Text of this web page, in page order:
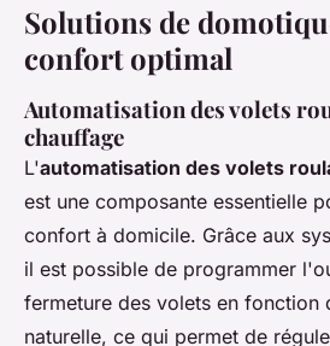
Solutions de
confort optimal
Automatisation des volets
chauffage
L'automatisation des volets
est une composante essentielle
confort à domicile. Grâce aux
il est possible de programmer
fermeture des volets en fonction
naturelle, ce qui permet de